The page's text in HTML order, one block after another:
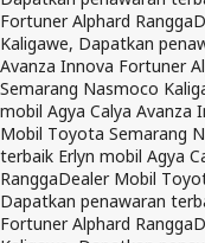
Fortuner Alphard Rangga
Kaligawe, Dapatkan
Avanza Innova Fortuner
Semarang Nasmoco
mobil Agya Calya Avanza
Mobil Toyota Semarang
terbaik Erlyn mobil Agya
RanggaDealer Mobil
Dapatkan penawaran
Fortuner Alphard Rangga